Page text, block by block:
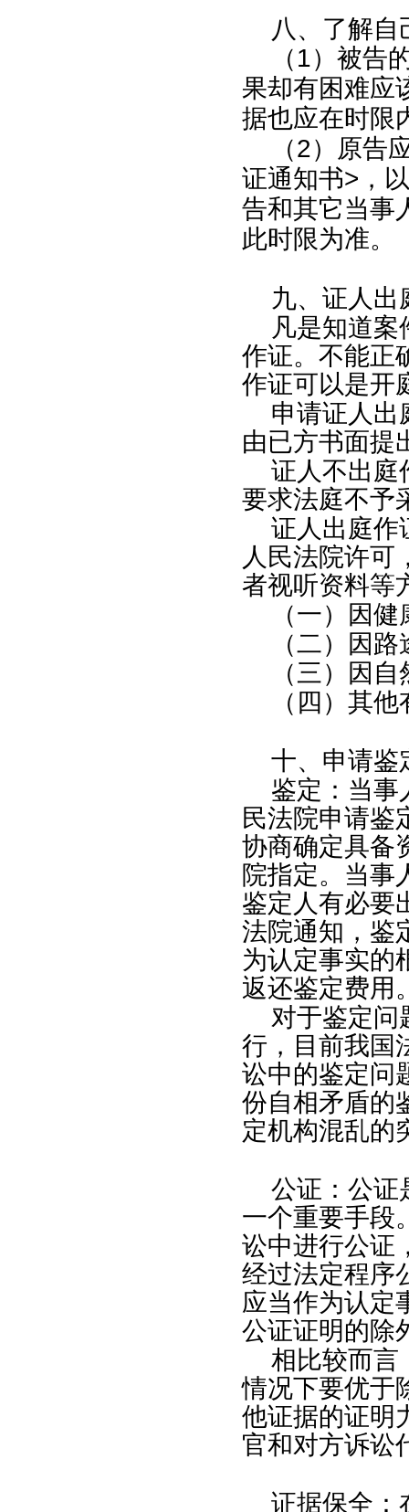
八、了解自
（1）被告
果却有困难应
据也应在时限
（2）原告
证通知书> ，
告和其它当事
此时限为准。
九、证人出
凡是知道
作证。不能正
作证可以是开
申请证人出
由已方书面提
证人不出庭
要求法庭不予
证人出庭作
人民法院许可
者视听资料等
（一）因
（二）因
（三）因
（四）其
十、申请鉴
鉴定：当事
民法院申请鉴
协商确定具备
院指定。当事
鉴定人有必要
法院通知，鉴
为认定事实的
返还鉴定费用
对于鉴定问
行，目前我国
讼中的鉴定问
份自相矛盾的
定机构混乱的
公证：公证
一个重要手段
讼中进行公证
经过法定程序
应当作为认定
公证证明的除
相比较而言
情况下要优于
他证据的证明
官和对方诉讼
证据保全：